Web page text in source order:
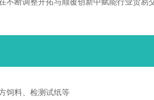
断调整开拓与颠覆创新中赋能行业贸易
饲料、检测试纸等